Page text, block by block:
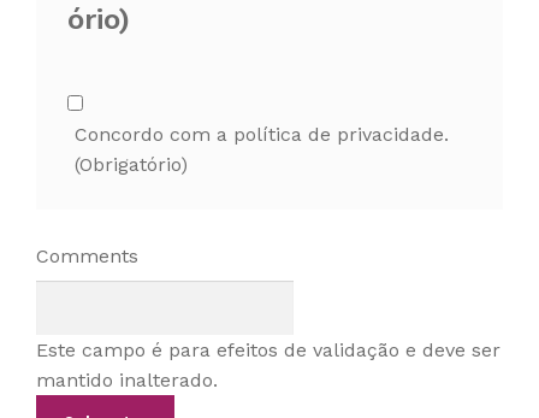
ório)
Concordo com a política de privacidade.
(Obrigatório)
Comments
Este campo é para efeitos de validação e deve ser
mantido inalterado.